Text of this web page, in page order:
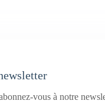
vous à notre